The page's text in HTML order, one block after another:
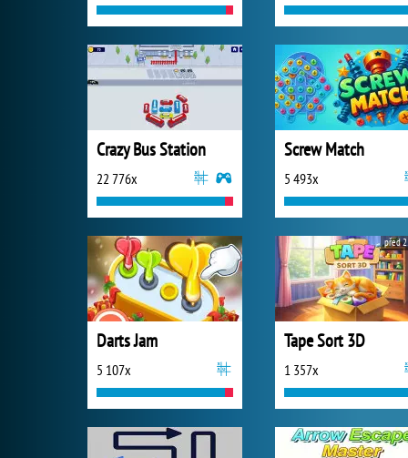
Crazy Bus Station
22 776x
Screw Match
5 493x
Darts Jam
5 107x
Tape Sort 3D
1 357x
před